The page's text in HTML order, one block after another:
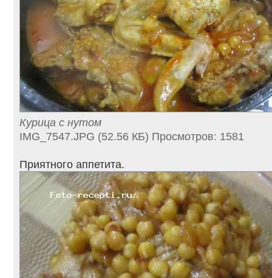
Курица с нутом
IMG_7547.JPG (52.56 КБ) Просмотров: 1581
Приятного аппетита.